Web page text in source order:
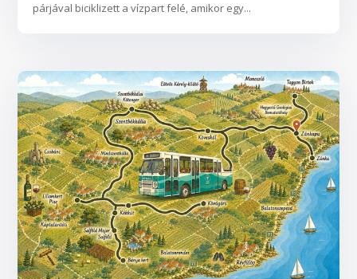
párjával biciklizett a vízpart felé, amikor egy...